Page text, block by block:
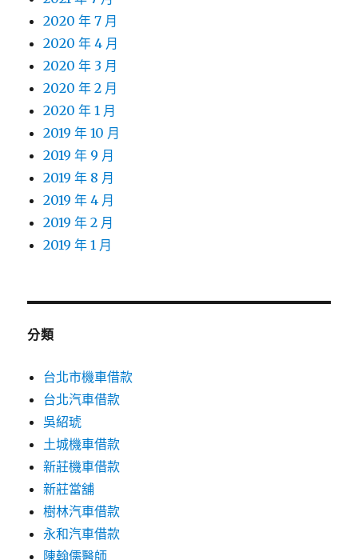
2020 年 7 月
2020 年 4 月
2020 年 3 月
2020 年 2 月
2020 年 1 月
2019 年 10 月
2019 年 9 月
2019 年 8 月
2019 年 4 月
2019 年 2 月
2019 年 1 月
分類
台北市機車借款
台北汽車借款
吳紹琥
土城機車借款
新莊機車借款
新莊當舖
樹林汽車借款
永和汽車借款
陳翰儒醫師